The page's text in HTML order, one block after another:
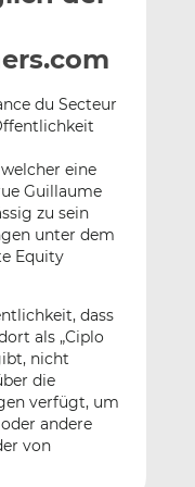
du Secteur
eine
Guillaume
zu sein
unter dem
Equity
dass
als „Ciplo
nicht
die
verfügt, um
andere
von